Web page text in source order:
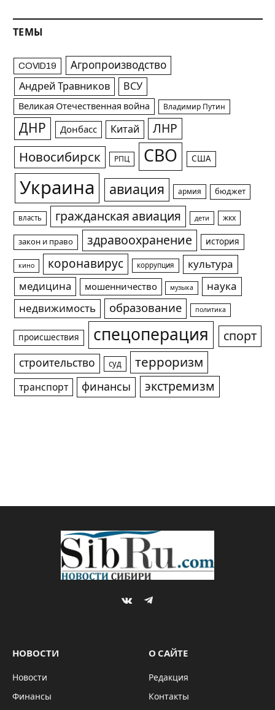
ТЕМЫ
COVID19 Агропроизводство
Андрей Травников ВСУ
Великая Отечественная война Владимир Путин
ДНР Донбасс Китай ЛНР
Новосибирск РПЦ СВО США
Украина авиация армия бюджет
власть гражданская авиация дети жкх
закон и право здравоохранение история
кино коронавирус коррупция
культура
медицина
мошенничество музыка
наука
недвижимость
образование политика
происшествия спецоперация спорт
строительство суд терроризм
транспорт финансы экстремизм
VKontakteTelegram
НОВОСТИ
Новости
Финансы
О САЙТЕ
Редакция
Контакты